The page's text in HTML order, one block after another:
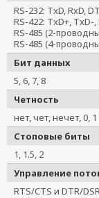
NPort IA-5250I
RS-232: TxD, RxD,
RS-422: TxD+, TxD-
RS-485 (2-
RS-485 (4-
Бит данных
5, 6, 7, 8
Четность
нет, чет, нечет, 0, 1
Стоповые биты
1, 1.5, 2
Управление
RTS/CTS и DTR/